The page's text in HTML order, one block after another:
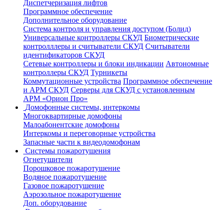
Диспетчеризация лифтов
Программное обеспечение
Дополнительное оборудование
Система контроля и управления доступом (Болид)
Универсальные контроллеры СКУД Биометрические
контролллеры и считыватели СКУД Считыватели
идентификаторов СКУД
Сетевые контроллеры и блоки индикации Автономные
контроллеры СКУД Турникеты
Коммутационные устройства Программное обеспечение
и АРМ СКУД Серверы для СКУД с установленным
АРМ «Орион Про»
Домофонные системы, интеркомы
Многоквартирные домофоны
Малоабонентские домофоны
Интеркомы и переговорные устройства
Запасные части к видеодомофонам
Системы пожаротушения
Огнетушители
Порошковое пожаротушение
Водяное пожаротушение
Газовое пожаротушение
Аэрозольное пожаротушение
Доп. оборудование